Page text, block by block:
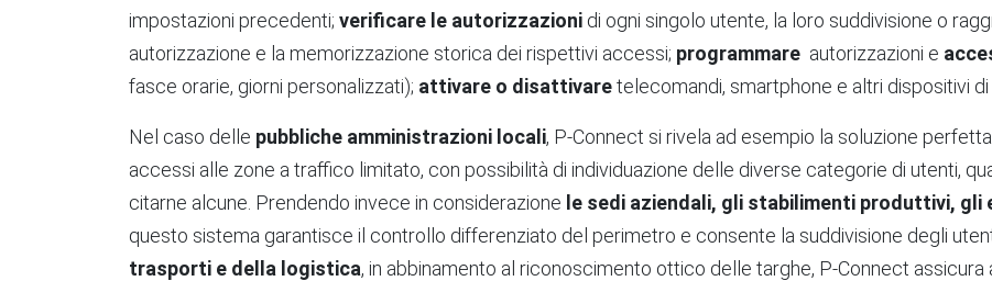
impostazioni precedenti; verificare le autorizzazioni di ogni singolo utente, la loro suddivisione o
autorizzazione e la memorizzazione storica dei rispettivi accessi; programmare autorizzazioni e
fasce orarie, giorni personalizzati); attivare o disattivaretelecomandi, smartphone e altri dispositivi
Nel caso delle pubbliche amministrazioni locali, P-Connect si rivela ad esempio la soluzione
accessi alle zone a traffico limitato, con possibilità di individuazione delle diverse categorie di utenti,
citarne alcune. Prendendo invece in considerazione le sedi aziendali, gli stabilimenti produttivi,
questo sistema garantisce il controllo differenziato del perimetro e consente la suddivisione degli
trasporti e della logistica, in abbinamento al riconoscimento ottico delle targhe, P-Connect